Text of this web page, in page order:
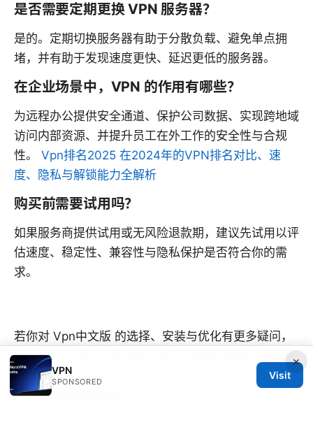
是否需要定期更换 VPN 服务器？
是的。定期切换服务器有助于分散负载、避免单点拥
堵，并有助于发现速度更快、延迟更低的服务器。
在企业场景中，VPN 的作用有哪些？
为远程办公提供安全通道、保护公司数据、实现跨地域
访问内部资源、并提升员工在外工作的安全性与合规
性。 Vpn排名2025 在2024年的VPN排名对比、速
度、隐私与解锁能力全解析
购买前需要试用吗？
如果服务商提供试用或无风险退款期，建议先试用以评
估速度、稳定性、兼容性与隐私保护是否符合你的需
求。
若你对 Vpn中文版 的选择、安装与优化有更多疑问，
欢迎在下方留言，我会结合你实际网络环境给出更具体
的建议与步骤。记得关注本频道/栏目，获取更多实用
的上网与隐私保护技巧。
×
VPN
SPONSORED
Visit